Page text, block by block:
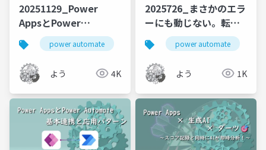
20251129_Power
AppsとPower
Automate 連携パター
ン実践編
power automate power apps
よう 4K
2025726_まさかのエラ
ーにも動じない。転ば
ぬ先のエラーハンドリ
ング！
power automate
よう 1K